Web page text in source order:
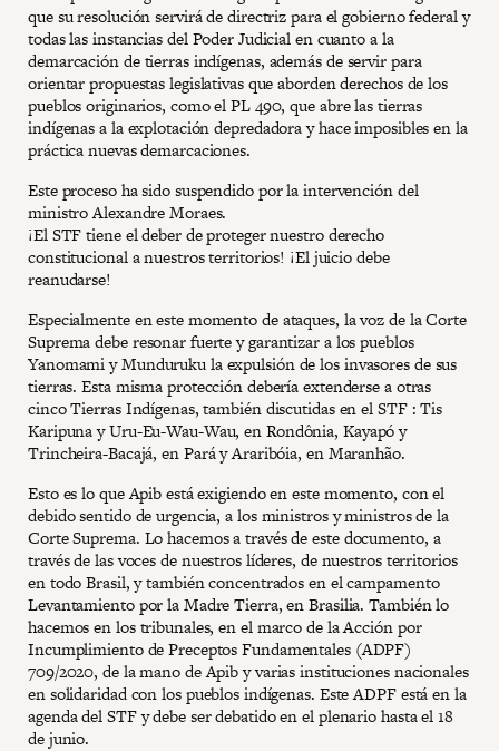
que su resolución servirá de directriz para el gobierno federal y
todas las instancias del Poder Judicial en cuanto a la
demarcación de tierras indígenas, además de servir para
orientar propuestas legislativas que aborden derechos de los
pueblos originarios, como el PL 490, que abre las tierras
indígenas a la explotación depredadora y hace imposibles en la
práctica nuevas demarcaciones.
Este proceso ha sido suspendido por la intervención del
ministro Alexandre Moraes.
¡El STF tiene el deber de proteger nuestro derecho
constitucional a nuestros territorios! ¡El juicio debe
reanudarse!
Especialmente en este momento de ataques, la voz de la Corte
Suprema debe resonar fuerte y garantizar a los pueblos
Yanomami y Munduruku la expulsión de los invasores de sus
tierras. Esta misma protección debería extenderse a otras
cinco Tierras Indígenas, también discutidas en el STF : Tis
Karipuna y Uru-Eu-Wau-Wau, en Rondônia, Kayapó y
Trincheira-Bacajá, en Pará y Araribóia, en Maranhão.
Esto es lo que Apib está exigiendo en este momento, con el
debido sentido de urgencia, a los ministros y ministros de la
Corte Suprema. Lo hacemos a través de este documento, a
través de las voces de nuestros líderes, de nuestros territorios
en todo Brasil, y también concentrados en el campamento
Levantamiento por la Madre Tierra, en Brasilia. También lo
hacemos en los tribunales, en el marco de la Acción por
Incumplimiento de Preceptos Fundamentales (ADPF)
709/2020, de la mano de Apib y varias instituciones nacionales
en solidaridad con los pueblos indígenas. Este ADPF está en la
agenda del STF y debe ser debatido en el plenario hasta el 18
de junio.